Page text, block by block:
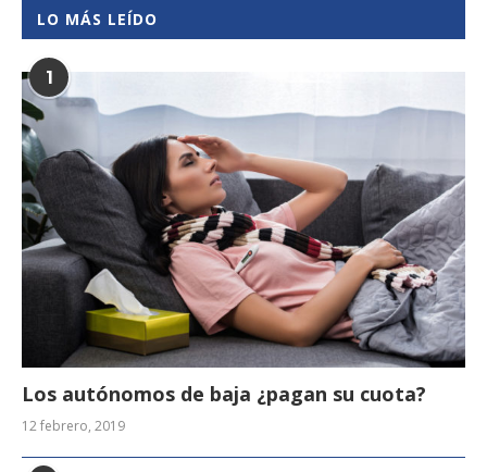
LO MÁS LEÍDO
1
Los autónomos de baja ¿pagan su cuota?
12 febrero, 2019